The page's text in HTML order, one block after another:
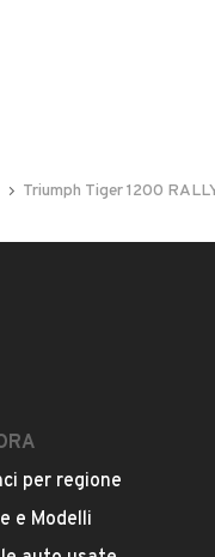
Triumph Tiger 1200
per regione
e Modelli